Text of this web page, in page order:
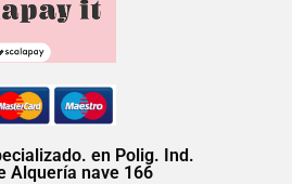
en Polig. Ind.
Alquería nave 166